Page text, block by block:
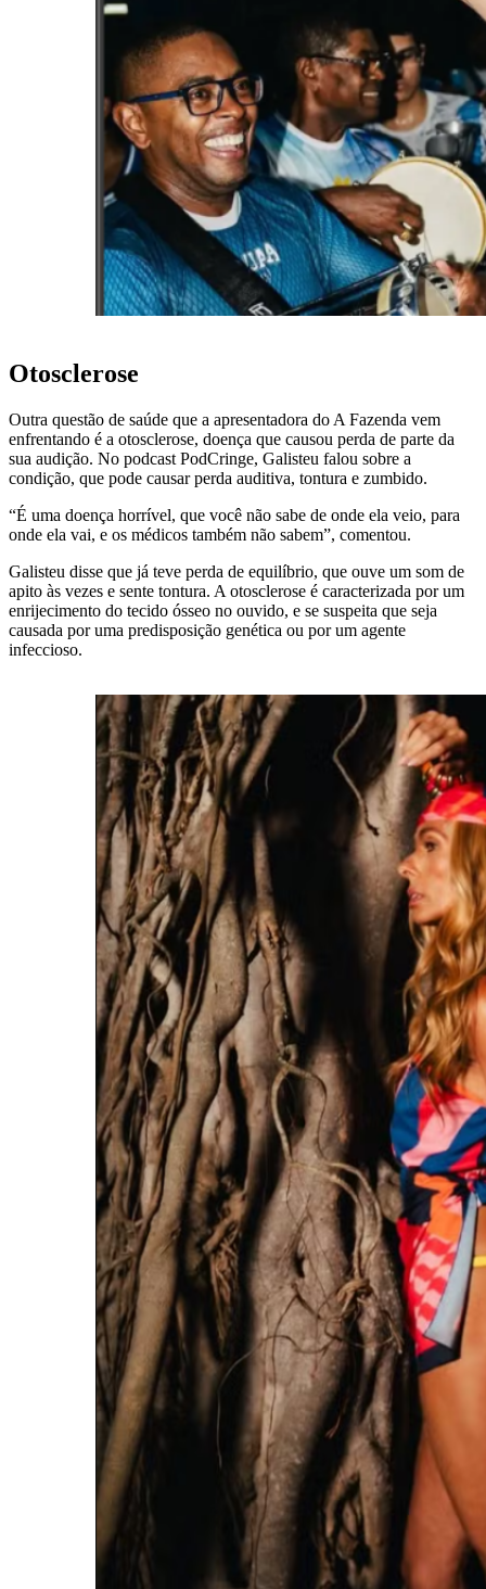
Otosclerose
Outra questão de saúde que a apresentadora do A Fazenda vem
enfrentando é a otosclerose, doença que causou perda de parte da
sua audição. No podcast PodCringe, Galisteu falou sobre a
condição, que pode causar perda auditiva, tontura e zumbido.
“É uma doença horrível, que você não sabe de onde ela veio, para
onde ela vai, e os médicos também não sabem”, comentou.
Galisteu disse que já teve perda de equilíbrio, que ouve um som de
apito às vezes e sente tontura. A otosclerose é caracterizada por um
enrijecimento do tecido ósseo no ouvido, e se suspeita que seja
causada por uma predisposição genética ou por um agente
infeccioso.